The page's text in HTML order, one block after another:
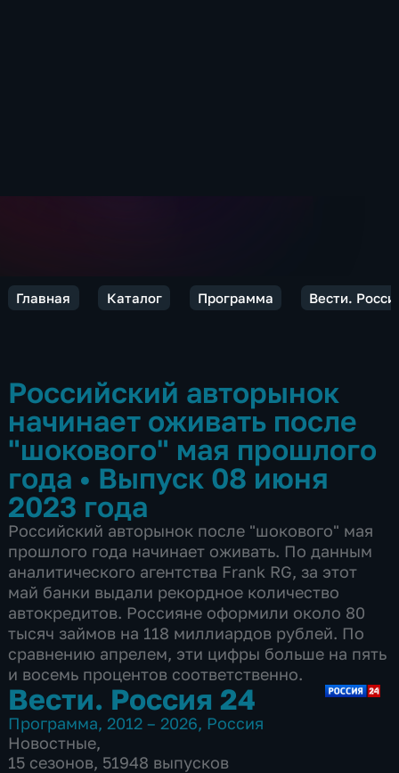
Главная Каталог Программа Вести.
Российский авторынок
начинает оживать после
"шокового" мая прошлого
года • Выпуск 08 июня
2023 года
Российский авторынок после "шокового" мая
прошлого года начинает оживать. По данным
аналитического агентства Frank RG, за этот
май банки выдали рекордное количество
автокредитов. Россияне оформили около 80
тысяч займов на 118 миллиардов рублей. По
сравнению апрелем, эти цифры больше на пять
и восемь процентов соответственно.
Вести. Россия 24
Программа, 2012 – 2026, Россия
Новостные,
15 сезонов, 51948 выпусков